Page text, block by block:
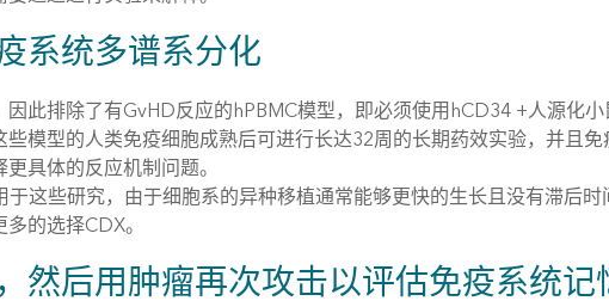
系统多谱系分化
此排除了有GvHD反应的hPBMC模型，即必须使用hCD34 +人源化
模型的人类免疫细胞成熟后可进行长达32周的长期药效实验，并且
具体的反应机制问题。
于这些研究，由于细胞系的异种移植通常能够更快的生长且没有滞后
的选择CDX。
然后用肿瘤再次攻击以评估免疫系统记